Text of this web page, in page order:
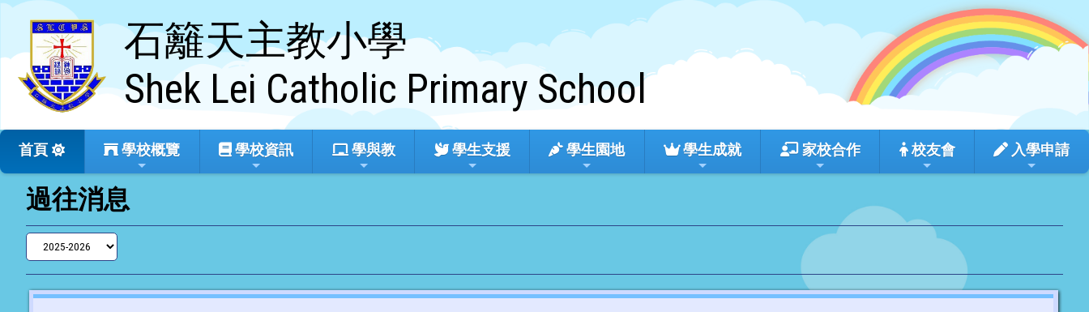
石籬天主教小學
Shek Lei Catholic Primary School
首頁 學校概覽 學校資訊 學與教 學生支援 學生園地 學生成就 家校合作 校友會 入學申請
過往消息